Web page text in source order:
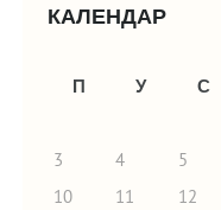
КАЛЕНДАР
П У С
3
4 5
10
11 12